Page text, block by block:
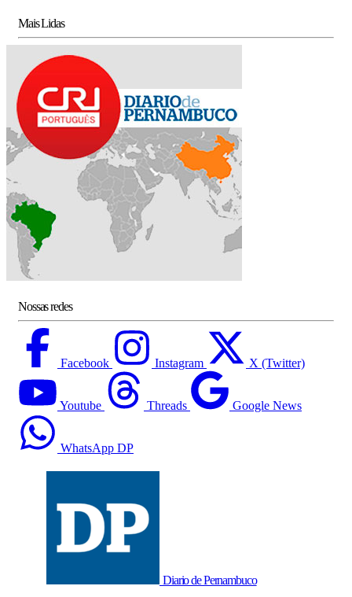
Mais Lidas
Nossas redes
Facebook Instagram X (Twitter)
Youtube Threads Google News
WhatsApp DP
Diario de Pernambuco